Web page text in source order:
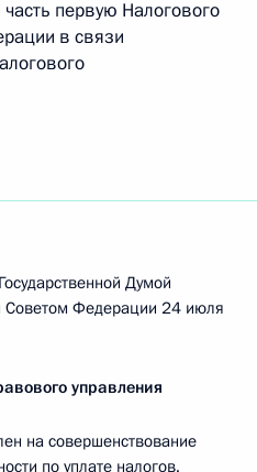
первую Налогового
в связи
Думой
Федерации 24 июля
управления
на совершенствование
по уплате налогов.